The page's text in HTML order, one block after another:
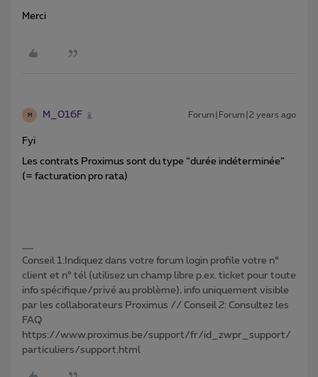
Merci
M M_016F Forum|Forum|2 years ago
Fyi
Les contrats Proximus sont du type “durée indéterminée”
(= facturation pro rata)
Conseil 1:Indiquez dans votre forum login profile votre n°
client et n° tél (utilisez un champ libre p.ex. ticket pour toute
info spécifique/privé au problème), info uniquement visible
par les collaborateurs Proximus // Conseil 2: Consultez les
FAQ
https://www.proximus.be/support/fr/id_zwpr_support/
particuliers/support.html